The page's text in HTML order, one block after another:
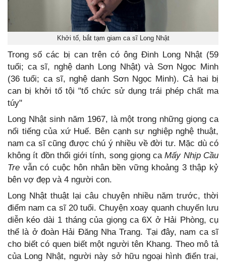
Khởi tố, bắt tạm giam ca sĩ Long Nhật
Trong số các bị can trên có ông Đinh Long Nhật (59
tuổi; ca sĩ, nghệ danh Long Nhật) và Sơn Ngọc Minh
(36 tuổi; ca sĩ, nghệ danh Sơn Ngọc Minh). Cả hai bị
can bị khởi tố tội "tổ chức sử dụng trái phép chất ma
túy"
Long Nhật sinh năm 1967, là một trong những giọng ca
nổi tiếng của xứ Huế. Bên cạnh sự nghiệp nghệ thuật,
nam ca sĩ cũng được chú ý nhiều về đời tư. Mặc dù có
không ít đồn thổi giới tính, song giọng caMấy Nhịp Cầu
Tre vẫn có cuộc hôn nhân bền vững khoảng 3 thập kỷ
bên vợ đẹp và 4 người con.
Long Nhật thuật lại câu chuyện nhiều năm trước, thời
điểm nam ca sĩ 20 tuổi. Chuyện xoay quanh chuyến lưu
diễn kéo dài 1 tháng của giọng ca 6X ở Hải Phòng, cụ
thể là ở đoàn Hải Đăng Nha Trang. Tại đây, nam ca sĩ
cho biết có quen biết một người tên Khang. Theo mô tả
của Long Nhật, người này sở hữu ngoại hình điển trai,